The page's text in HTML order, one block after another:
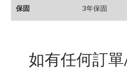
保固 3年保固
如有任何訂